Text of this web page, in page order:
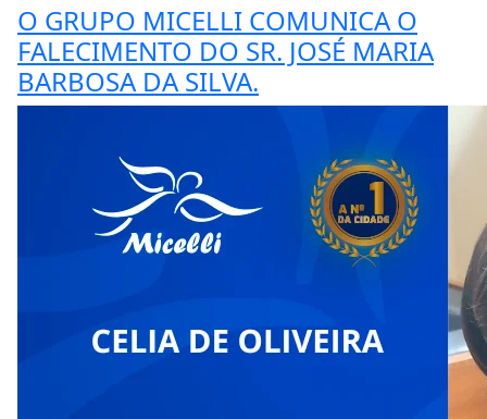
O GRUPO MICELLI COMUNICA O
FALECIMENTO DO SR. JOSÉ MARIA
BARBOSA DA SILVA.